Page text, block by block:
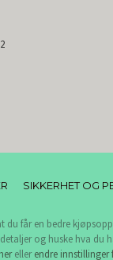
SIKKERHET OG
får en bedre
og huske hva du
ellerendre innstillinger